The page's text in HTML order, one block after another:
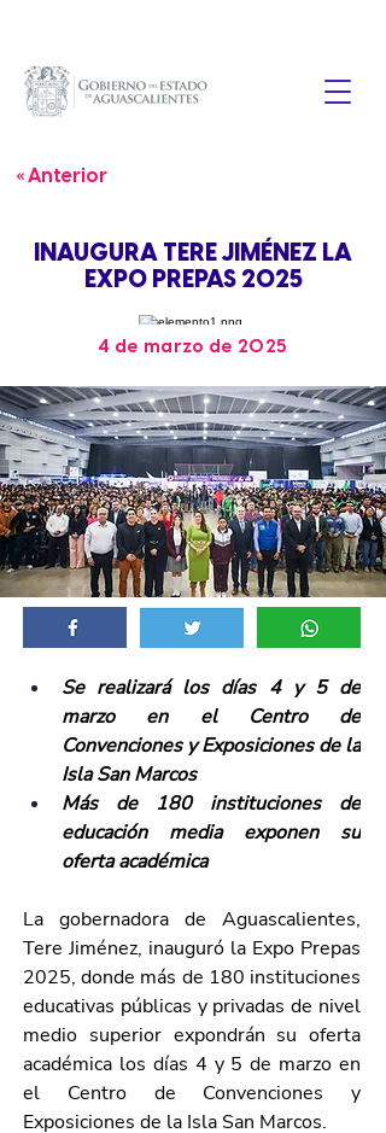
« Anterior
INAUGURA TERE JIMÉNEZ LA
EXPO PREPAS 2025
4 de marzo de 2025
Se realizará los días 4 y 5 de
marzo en el Centro de
Convenciones y Exposiciones de la
Isla San Marcos
Más de 180 instituciones de
educación media exponen su
oferta académica
La gobernadora de Aguascalientes,
Tere Jiménez, inauguró la Expo Prepas
2025, donde más de 180 instituciones
educativas públicas y privadas de nivel
medio superior expondrán su oferta
académica los días 4 y 5 de marzo en
el Centro de Convenciones y
Exposiciones de la Isla San Marcos.